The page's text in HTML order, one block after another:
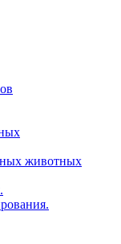
животных